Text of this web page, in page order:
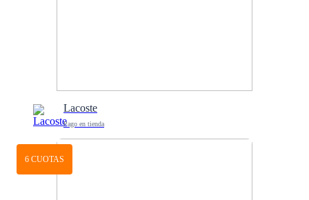
Lacoste
Pago en tienda
6 CUOTAS